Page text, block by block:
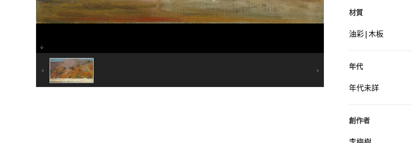
材質
油彩|木板
年代
年代未詳
創作者